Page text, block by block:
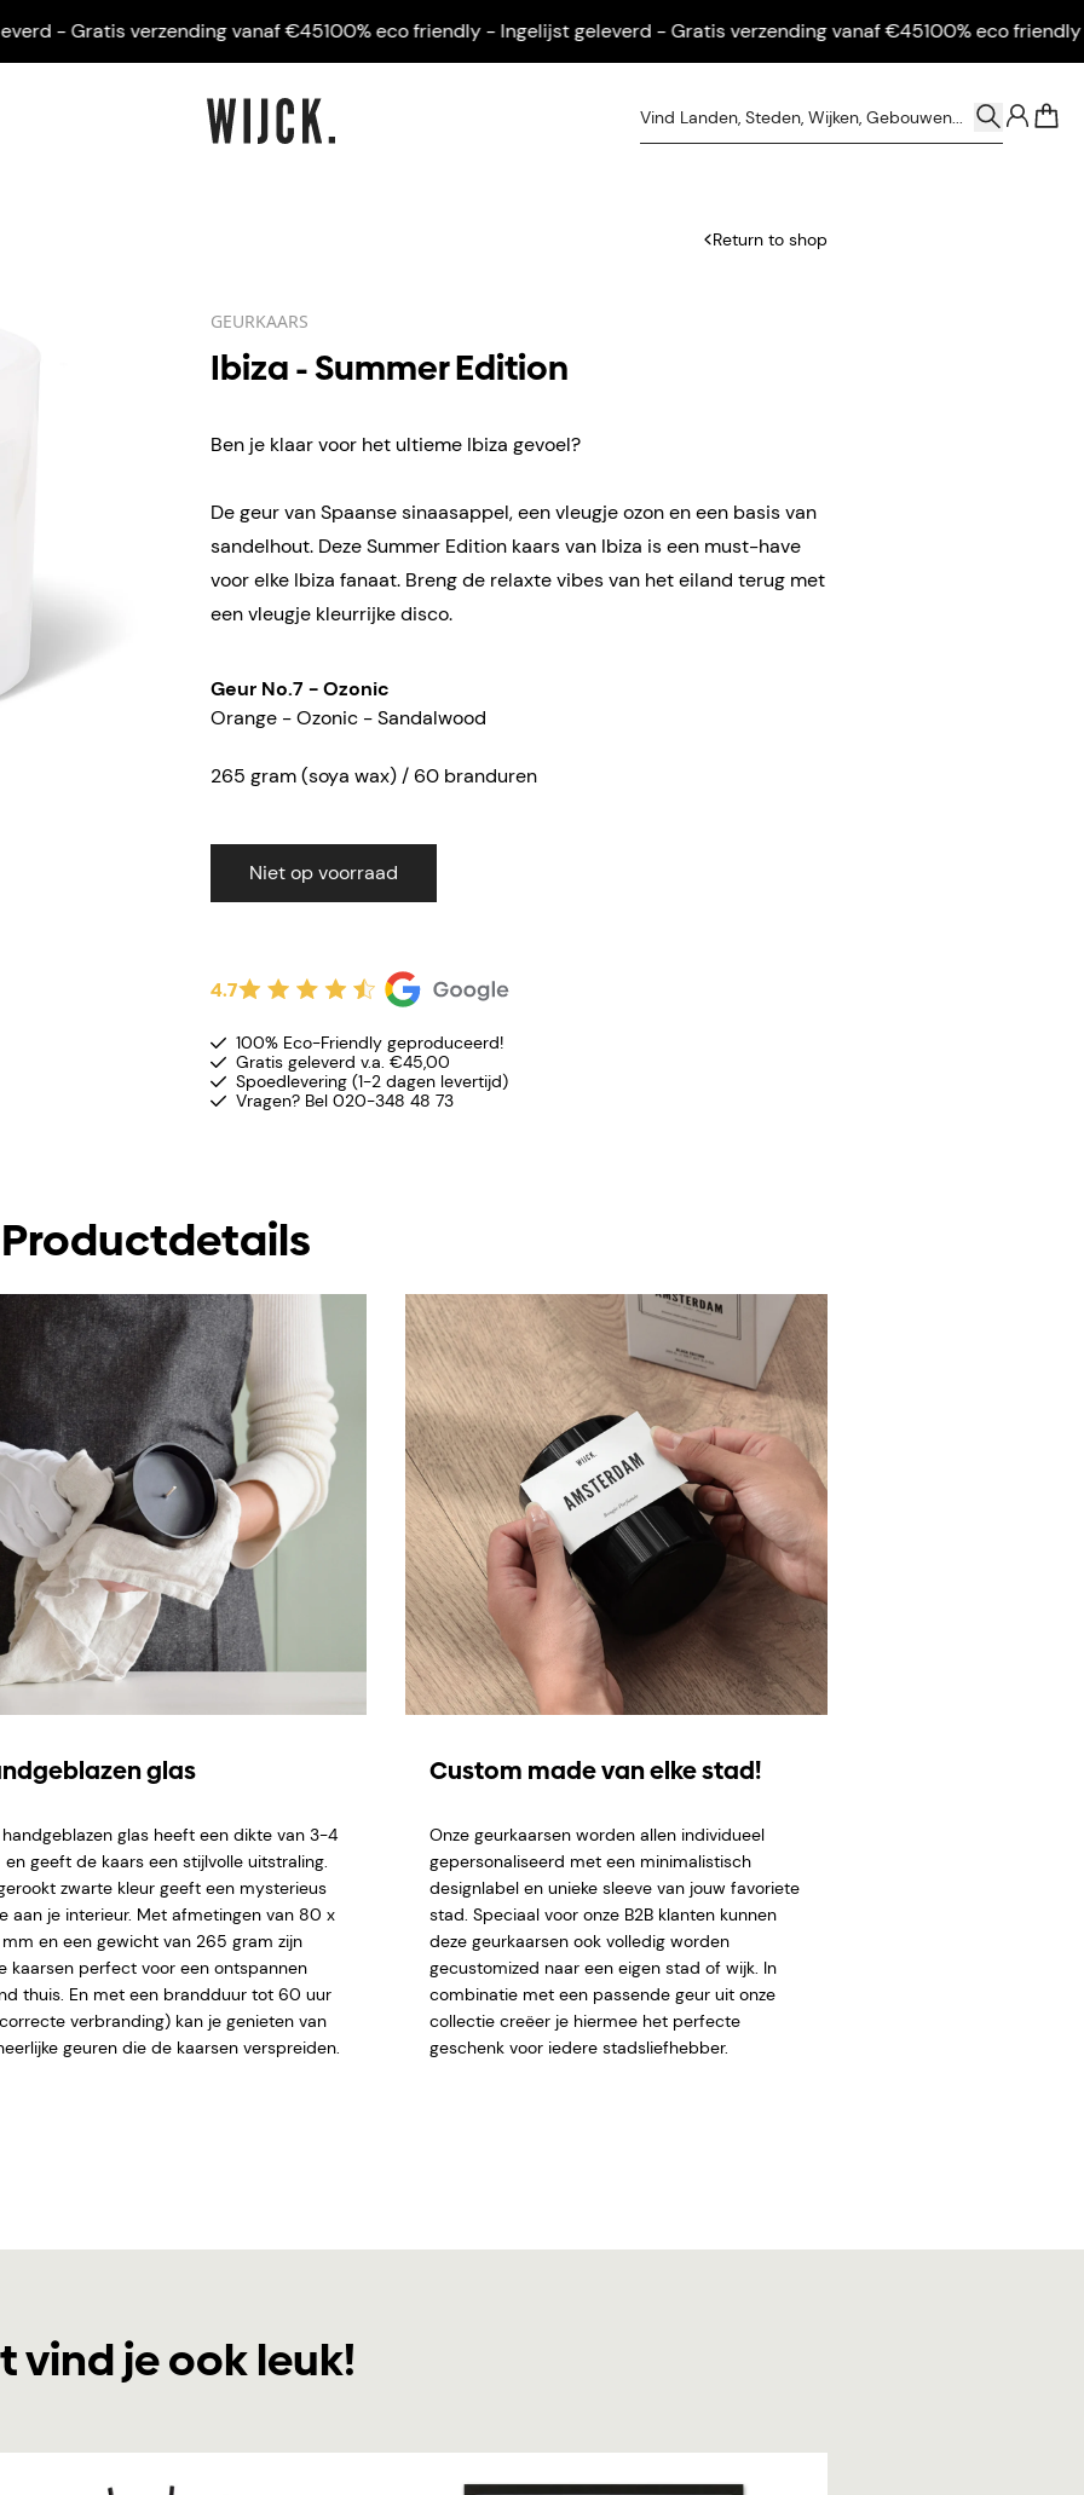
- Gratis verzending vanaf €45100% eco friendly - Ingelijst geleverd - Gratis verzending vanaf €45100% eco friendly -
Return to shop
GEURKAARS
Ibiza - Summer Edition
Ben je klaar voor het ultieme Ibiza gevoel?
De geur van Spaanse sinaasappel, een vleugje ozon en een basis van
sandelhout. Deze Summer Edition kaars van Ibiza is een must-have
voor elke Ibiza fanaat. Breng de relaxte vibes van het eiland terug met
een vleugje kleurrijke disco.
Geur No.7 - Ozonic
Orange - Ozonic - Sandalwood
265 gram (soya wax) / 60 branduren
Niet op voorraad
4.7
100% Eco-Friendly geproduceerd!
Gratis geleverd v.a. €45,00
Spoedlevering (1-2 dagen levertijd)
Vragen? Bel 020-348 48 73
Productdetails
glas
glas heeft een dikte van 3-4
geeft de kaars een stijlvolle uitstraling.
zwarte kleur geeft een mysterieus
aan je interieur. Met afmetingen van 80 x
en een gewicht van 265 gram zijn
kaarsen perfect voor een ontspannen
thuis. En met een brandduur tot 60 uur
verbranding) kan je genieten van
geuren die de kaarsen verspreiden.
Custom made van elke stad!
Onze geurkaarsen worden allen individueel
gepersonaliseerd met een minimalistisch
designlabel en unieke sleeve van jouw favoriete
stad. Speciaal voor onze B2B klanten kunnen
deze geurkaarsen ook volledig worden
gecustomized naar een eigen stad of wijk. In
combinatie met een passende geur uit onze
collectie creëer je hiermee het perfecte
geschenk voor iedere stadsliefhebber.
vind je ook leuk!